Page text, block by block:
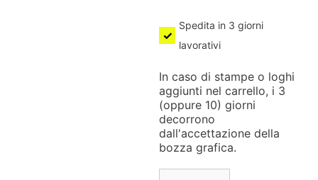
Spedita in 3 giorni
lavorativi
In caso di stampe o loghi
aggiunti nel carrello, i 3
(oppure 10) giorni
decorrono
dall'accettazione della
bozza grafica.